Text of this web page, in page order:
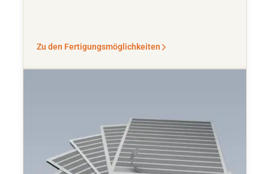
Zu den Fertigungsmöglichkeiten